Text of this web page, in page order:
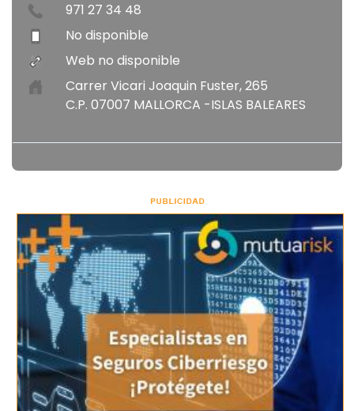
971 27 34 48
No disponible
Web no disponible
Carrer Vicari Joaquin Fuster, 265
C.P. 07007 MALLORCA -ISLAS BALEARES